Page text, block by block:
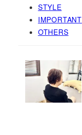
STYLE
IMPORTANT
OTHERS